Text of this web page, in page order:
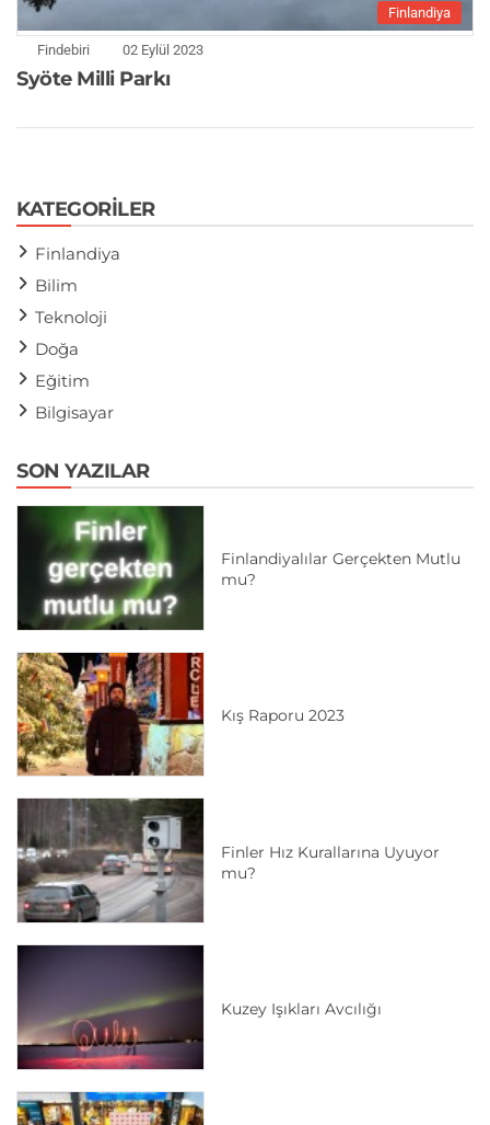
Finlandiya
Findebiri 02 Eylül 2023
Syöte Milli Parkı
KATEGORILER
Finlandiya
Bilim
Teknoloji
Doğa
Eğitim
Bilgisayar
SON YAZILAR
Finlandiyalılar Gerçekten Mutlu
mu?
Kış Raporu 2023
Finler Hız Kurallarına Uyuyor
mu?
Kuzey Işıkları Avcılığı